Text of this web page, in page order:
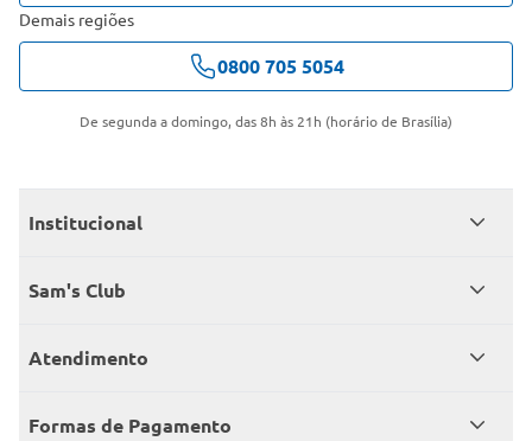
Demais regiões
0800 705 5054
De segunda a domingo, das 8h às 21h (horário de Brasília)
Institucional
Quem somos
Encontre um Clube
Sam's Club
Seja sócio
Atendimento
Fale conosco
Formas de Pagamento